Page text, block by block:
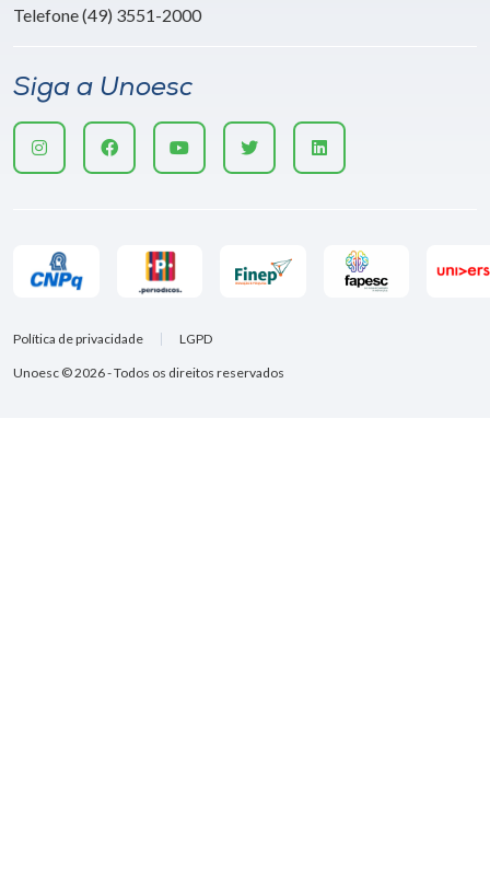
Telefone (49) 3551-2000
Siga a Unoesc
Unoesc © 2026 - Todos os direitos reservados
Política de privacidade LGPD